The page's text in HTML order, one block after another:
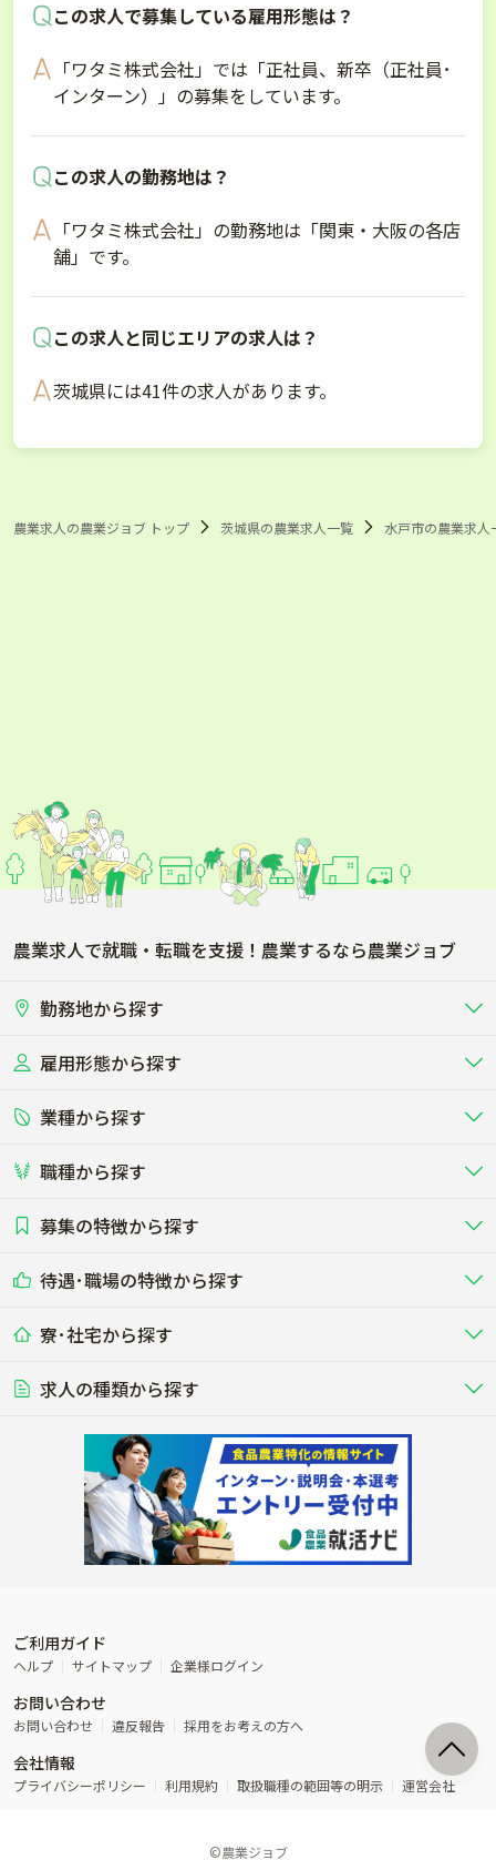
この求人で募集している雇用形態は？
「ワタミ株式会社」では「正社員、新卒（正社員･
インターン）」の募集をしています。
この求人の勤務地は？
「ワタミ株式会社」の勤務地は「関東・大阪の各店
舗」です。
この求人と同じエリアの求人は？
茨城県には41件の求人があります。
農業求人の農業ジョブ トップ 茨城県の農業求人一覧 水戸市の農業求人
農業求人で就職・転職を支援！農業するなら農業ジョブ
勤務地から探す
北海道
関東
東海
雇用形態から探す
正社員 バイト・アルバイト・パート
短期アルバイト
その他（独立・副業など）
業種から探す
畜産（酪農･肉牛･養豚･養鶏など）
酪農
する牧場
養豚
る養豚場
レースで活躍する馬の手入れや子馬
その他畜産
その他動物の畜産業（羊、ウズラな
ど）
畑・圃場で野菜・穀物を生産 ビニールハウスで多様な野菜の生産
稲作
ビニールハウスで観賞用植物の栽
植物工場
環境制御された工場で野菜の生産管
理
農業資材･肥料
農場設備・肥料・飼料の生産・流
農業用の機械・機材の開発・販
流通･商社
農産物・農産品の物流・卸し・輸出
入
製造･加工･販売 福祉
その他農業関連企業
ネス
その他業種
木材の植林・伐採・加工、または
漁業･養殖
魚介類の採捕・養殖、または水産加
工場
職種から探す
農場･牧場･現場職
専門職（獣医師･人工授精師･
研究･開発 WEB･IT
その他職種
募集の特徴から探す
未経験歓迎
学歴不問
50代採用実績あり
AT免許OK
内定まで最短1週間 管理者･幹部採用
待遇･職場の特徴から探す
社会保険完備
食事補助あり
年間休日100日以上
経験者優遇 独立支援可能
寮･社宅から探す
単身寮あり
寮･社宅相談可
求人の種類から探す
転職おまかせ求人
ご利用ガイド
ヘルプ サイトマップ 企業様ログイン
お問い合わせ
お問い合わせ 違反報告 採用をお考えの方へ
会社情報
プライバシーポリシー 利用規約 取扱職種の範囲等の明示 運営会社
©農業ジョブ